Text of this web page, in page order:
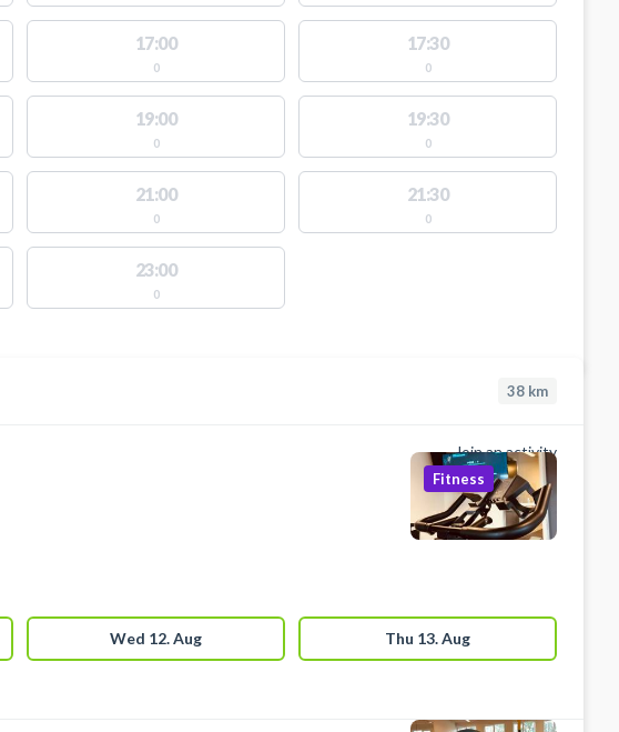
17:00
0
17:30
0
19:00
0
19:30
0
21:00
0
21:30
0
23:00
0
38 km
Join an activity
Fitness
Wed 12. Aug Thu 13. Aug